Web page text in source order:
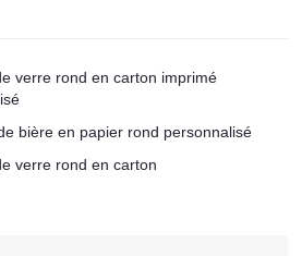
verre rond en carton imprimé
bière en papier rond personnalisé
verre rond en carton